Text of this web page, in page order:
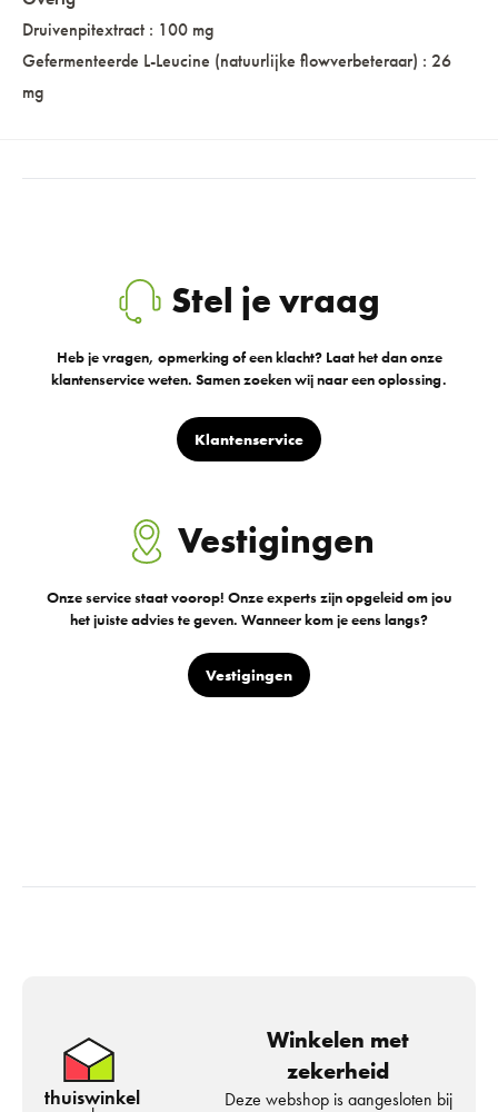
Druivenpitextract : 100 mg
Gefermenteerde L-Leucine (natuurlijke flowverbeteraar) : 26
mg
Stel je vraag
Heb je vragen, opmerking of een klacht? Laat het dan onze
klantenservice weten. Samen zoeken wij naar een oplossing.
Klantenservice
Vestigingen
Onze service staat voorop! Onze experts zijn opgeleid om jou
het juiste advies te geven. Wanneer kom je eens langs?
Vestigingen
thuiswinkel
Winkelen met
zekerheid
Deze webshop is aangesloten bij